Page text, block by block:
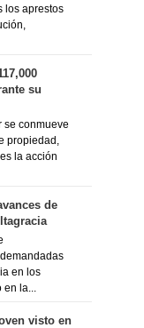
los aprestos
su
se conmueve
propiedad,
la acción
de
en los
la...
visto en